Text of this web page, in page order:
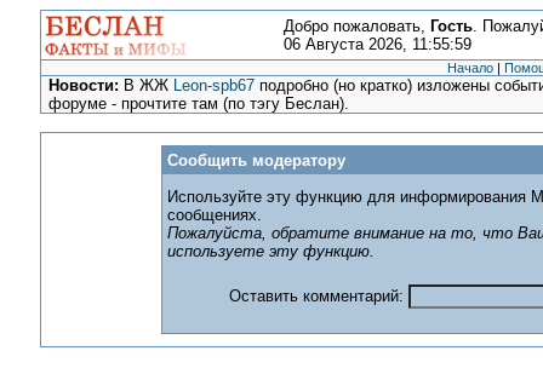
Добро пожаловать, Гость.
06 Августа 2026, 11:55:59
Начало |
Новости: В ЖЖ Leon-spb67 подробно (но кратко) изложены
форуме - прочтите там (по тэгу Беслан).
Сообщить модератору
Используйте эту функцию для информирования
сообщениях.
Пожалуйста, обратите внимание на то, что
используете эту функцию.
Оставить комментарий: